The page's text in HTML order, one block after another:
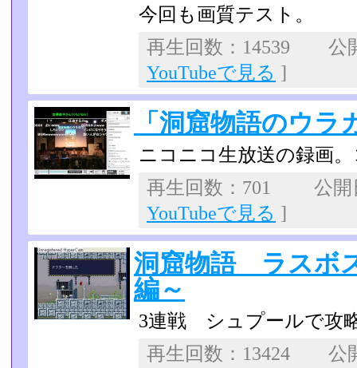
今回も画質テスト。
再生回数：14539 公
YouTubeで見る ]
「洞窟物語のウラ
ニコニコ生放送の録画
再生回数：701 公
YouTubeで見る ]
洞窟物語 ラスボ
編～
3連戦 シュプールで攻
再生回数：13424 公